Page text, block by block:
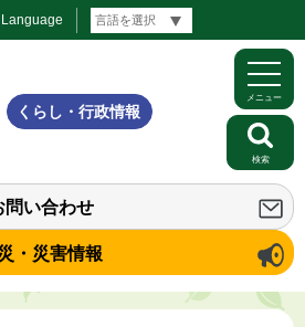
くらし・行政情報
問い合わせ
・災害情報
メニュー
検索